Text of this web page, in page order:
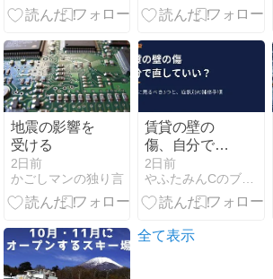
地震の影響を
受ける
2日前
かごしマンの独り言
賃貸の壁の
傷、自分で直
していい？ 直
す前に押さえ
る3点と症状
2日前
やふたみんCのブログ
全て表示